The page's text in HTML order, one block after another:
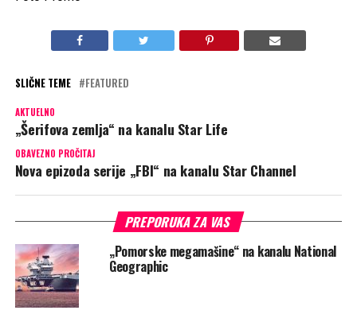
„Zločinački umovi“ na kanalu Star Crime
OBAVEZNO PROČITAJ
„Ubistvo u malom gradu“ na kanalu Viasat Epic Drama
PREPORUKA ZA VAS
„Pomorske megamašine“ na kanalu National
Geographic